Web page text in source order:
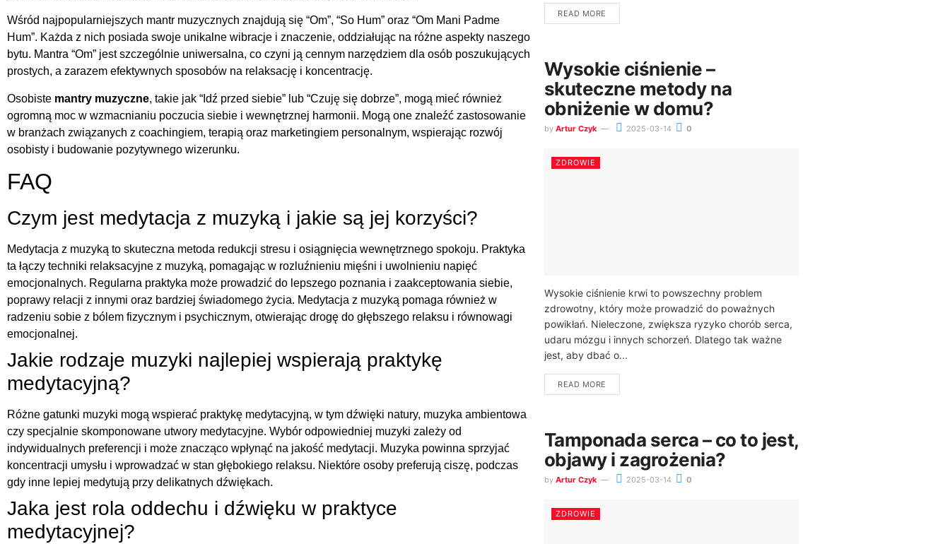
Wśród najpopularniejszych mantr muzycznych znajdują się “Om”, “So Hum” oraz “Om Mani Padme
Hum”. Każda z nich posiada swoje unikalne wibracje i znaczenie, oddziałując na różne aspekty naszego
bytu. Mantra “Om” jest szczególnie uniwersalna, co czyni ją cennym narzędziem dla osób poszukujących
prostych, a zarazem efektywnych sposobów na relaksację i koncentrację.
Osobiste mantry muzyczne, takie jak “Idź przed siebie” lub “Czuję się dobrze”, mogą mieć również
ogromną moc w wzmacnianiu poczucia siebie i wewnętrznej harmonii. Mogą one znaleźć zastosowanie
w branżach związanych z coachingiem, terapią oraz marketingiem personalnym, wspierając rozwój
osobisty i budowanie pozytywnego wizerunku.
FAQ
Czym jest medytacja z muzyką i jakie są jej korzyści?
Medytacja z muzyką to skuteczna metoda redukcji stresu i osiągnięcia wewnętrznego spokoju. Praktyka
ta łączy techniki relaksacyjne z muzyką, pomagając w rozluźnieniu mięśni i uwolnieniu napięć
emocjonalnych. Regularna praktyka może prowadzić do lepszego poznania i zaakceptowania siebie,
poprawy relacji z innymi oraz bardziej świadomego życia. Medytacja z muzyką pomaga również w
radzeniu sobie z bólem fizycznym i psychicznym, otwierając drogę do głębszego relaksu i równowagi
emocjonalnej.
Jakie rodzaje muzyki najlepiej wspierają praktykę
medytacyjną?
Różne gatunki muzyki mogą wspierać praktykę medytacyjną, w tym dźwięki natury, muzyka ambientowa
czy specjalnie skomponowane utwory medytacyjne. Wybór odpowiedniej muzyki zależy od
indywidualnych preferencji i może znacząco wpłynąć na jakość medytacji. Muzyka powinna sprzyjać
koncentracji umysłu i wprowadzać w stan głębokiego relaksu. Niektóre osoby preferują ciszę, podczas
gdy inne lepiej medytują przy delikatnych dźwiękach.
Jaka jest rola oddechu i dźwięku w praktyce
medytacyjnej?
READ MORE
Wysokie ciśnienie –
skuteczne metody na
obniżenie w domu?
by Artur Czyk 2025-03-14 0
ZDROWIE
Wysokie ciśnienie krwi to powszechny problem
zdrowotny, który może prowadzić do poważnych
powikłań. Nieleczone, zwiększa ryzyko chorób serca,
udaru mózgu i innych schorzeń. Dlatego tak ważne
jest, aby dbać o...
READ MORE
Tamponada serca – co to jest,
objawy i zagrożenia?
by Artur Czyk 2025-03-14 0
ZDROWIE